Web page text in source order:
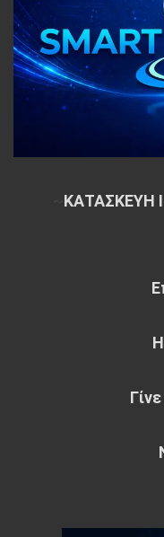
ΚΑΤΑΣΚΕΥΗ